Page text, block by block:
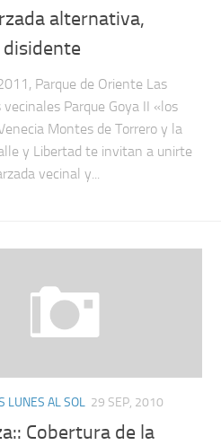
alternativa,
Parque de Oriente Las
vecinales Parque Goya II «los
Montes de Torrero y la
y Libertad te invitan a unirte
vecinal y...
LUNES AL SOL 29 SEP, 2010
Cobertura de la